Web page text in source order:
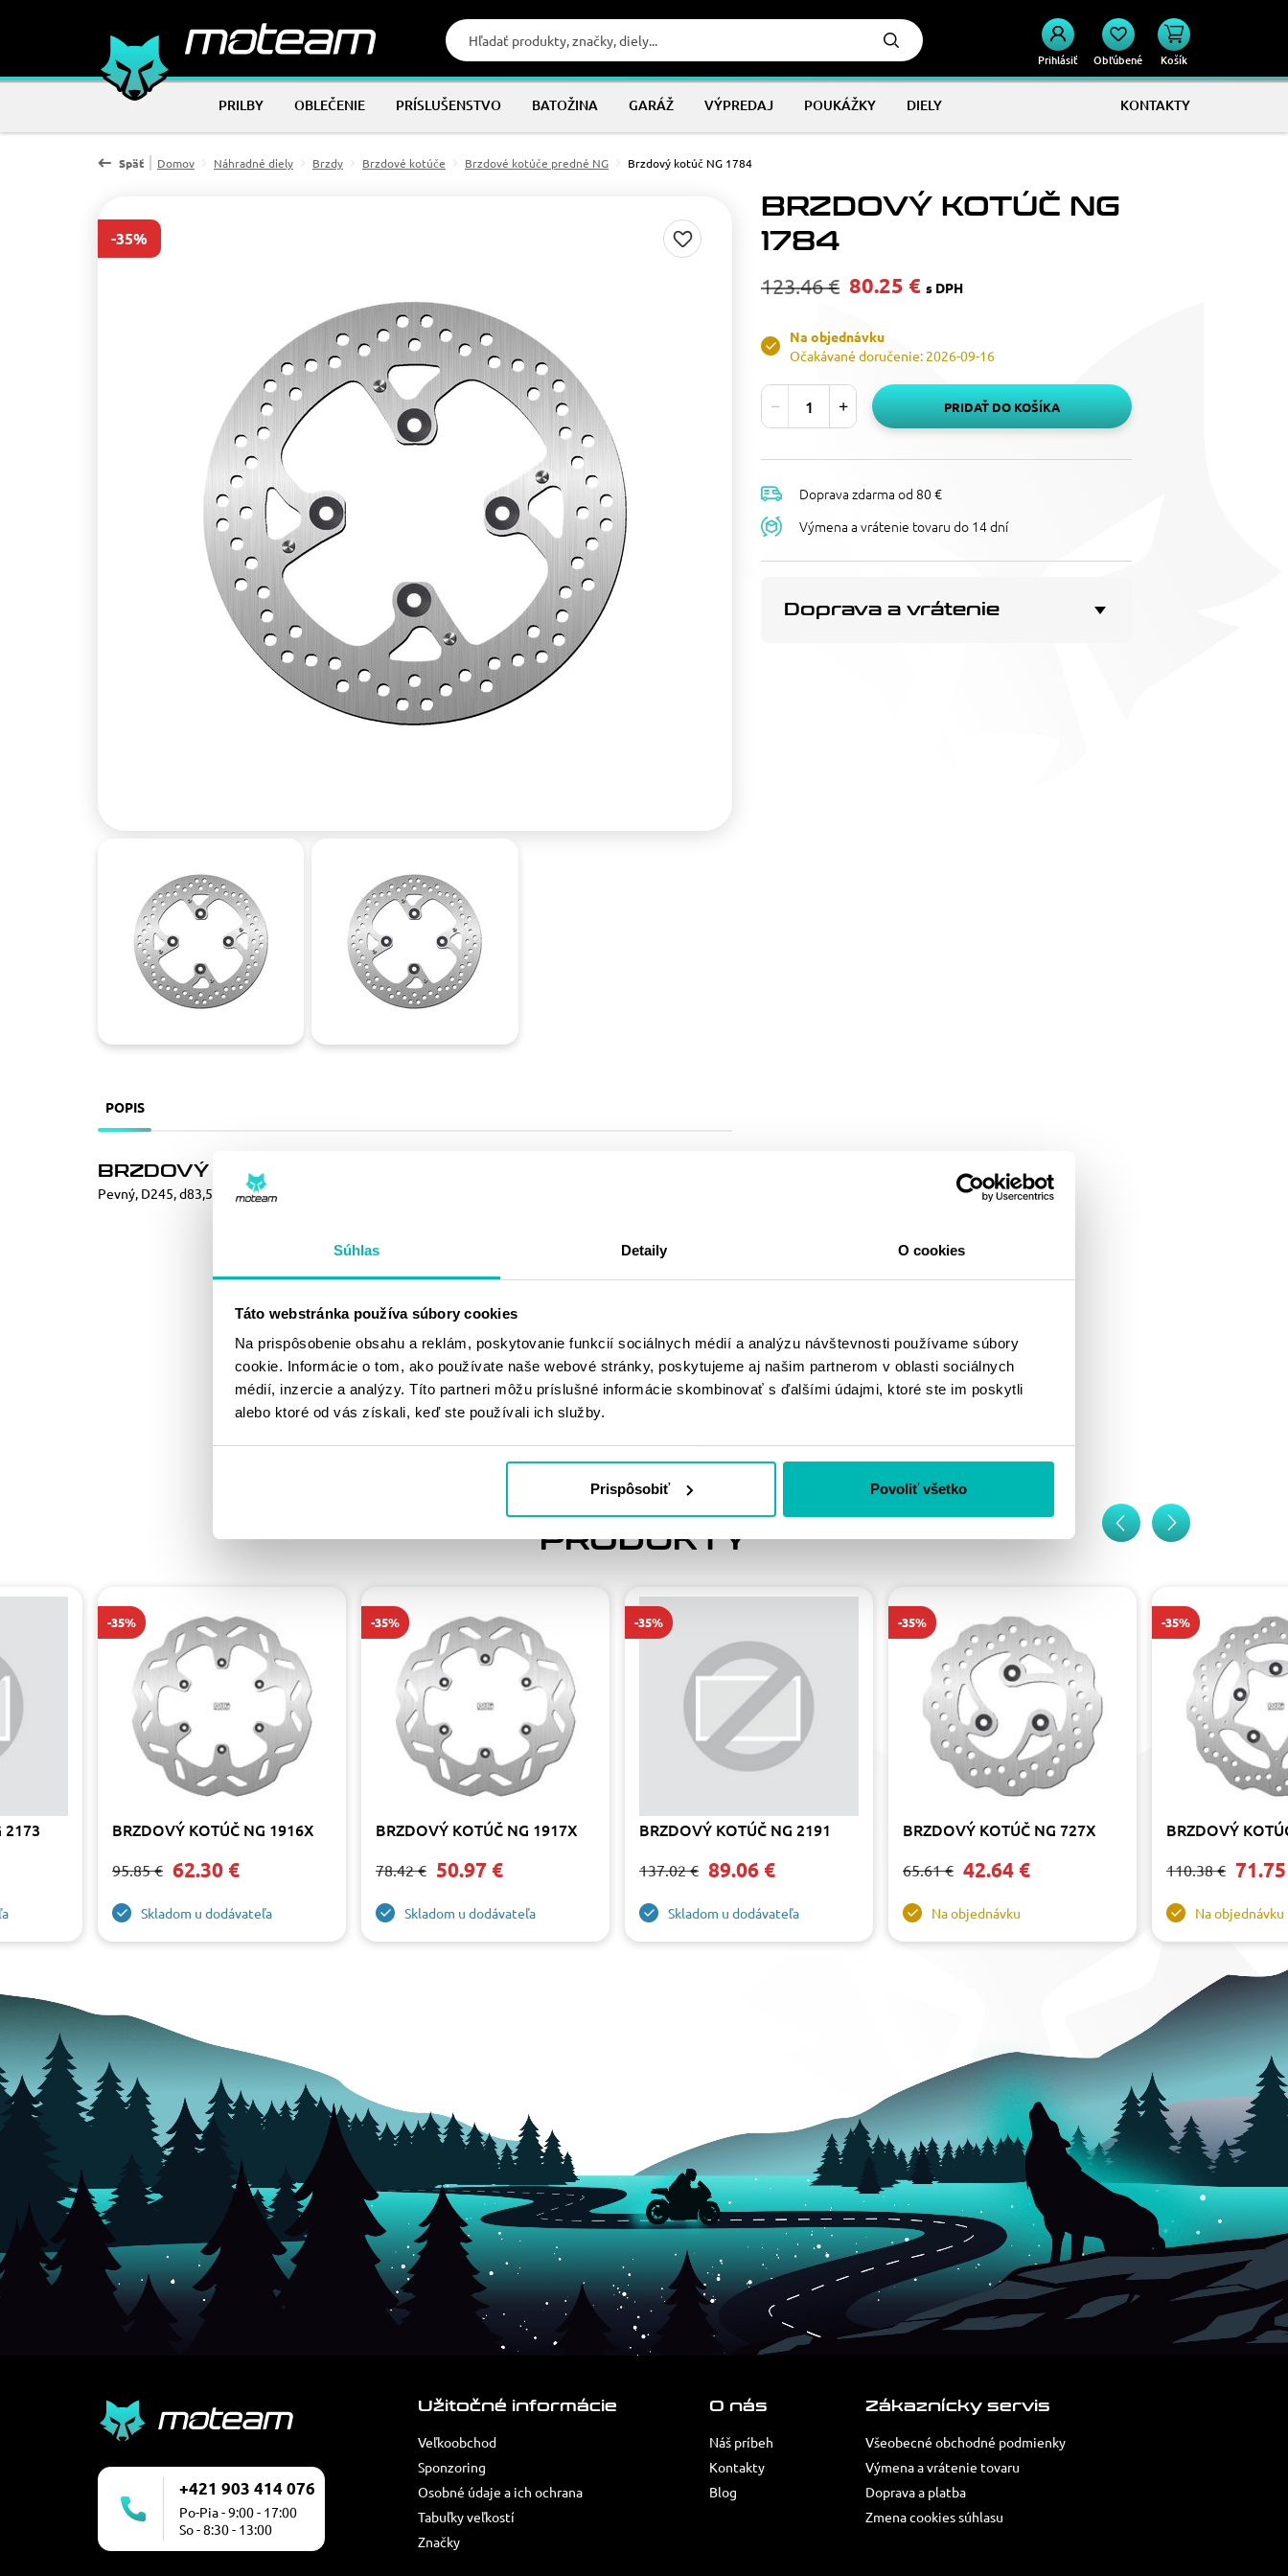
Súhlas Detaily O cookies
Táto webstránka používa súbory cookies
Na prispôsobenie obsahu a reklám, poskytovanie funkcií sociálnych médií a analýzu návštevnosti používame súbory
cookie. Informácie o tom, ako používate naše webové stránky, poskytujeme aj našim partnerom v oblasti sociálnych
médií, inzercie a analýzy. Títo partneri môžu príslušné informácie skombinovať s ďalšími údajmi, ktoré ste im poskytli
alebo ktoré od vás získali, keď ste používali ich služby.
Prispôsobiť Povoliť všetko
Prihlásiť Obľúbené Košík
PRILBY OBLEČENIE PRÍSLUŠENSTVO BATOŽINA GARÁŽ VÝPREDAJ POUKÁŽKY DIELY KONTAKTY
Späť Domov Náhradné diely Brzdy Brzdové kotúče Brzdové kotúče predné NG Brzdový kotúč NG 1784
-35%
BRZDOVÝ KOTÚČ NG
1784
123.46 € 80.25 € s DPH
Na objednávku
Očakávané doručenie: 2026-09-16
PRIDAŤ DO KOŠÍKA
Doprava zdarma od 80 €
Výmena a vrátenie tovaru do 14 dní
Doprava a vrátenie
POPIS
BRZDOVÝ KOTÚČ NG 1784
Pevný, D245, d83,5, t5,0
VÁM PÁČIŤ
PODOBNÉ
PRODUKTY
2173
-35%
BRZDOVÝ KOTÚČ NG 1916X
95.85 € 62.30 €
Skladom u dodávateľa
-35%
BRZDOVÝ KOTÚČ NG 1917X
78.42 € 50.97 €
Skladom u dodávateľa
-35%
BRZDOVÝ KOTÚČ NG 2191
137.02 € 89.06 €
Skladom u dodávateľa
-35%
BRZDOVÝ KOTÚČ NG 727X
65.61 € 42.64 €
Na objednávku
-35%
BRZDOVÝ
110.38 €
Na objednávku
+421 903 414 076
Po-Pia - 9:00 - 17:00
So - 8:30 - 13:00
Užitočné informácie
Veľkoobchod
Sponzoring
Osobné údaje a ich ochrana
Tabuľky veľkostí
Značky
O nás
Náš príbeh
Kontakty
Blog
Zákaznícky servis
Všeobecné obchodné podmienky
Výmena a vrátenie tovaru
Doprava a platba
Zmena cookies súhlasu